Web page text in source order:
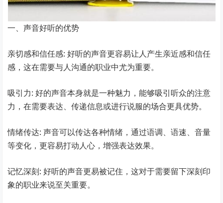
一、声音好听的优势
亲切感和信任感: 好听的声音更容易让人产生亲近感和信任
感，这在需要与人沟通的职业中尤为重要。
吸引力: 好的声音本身就是一种魅力，能够吸引听众的注意
力，在需要表达、传递信息或进行说服的场合更具优势。
情绪传达: 声音可以传达各种情绪，通过语调、语速、音量
等变化，更容易打动人心，增强表达效果。
记忆深刻: 好听的声音更易被记住，这对于需要留下深刻印
象的职业来说至关重要。